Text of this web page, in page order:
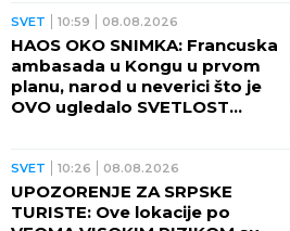
SVET 10:59 08.08.2026
HAOS OKO SNIMKA: Francuska
ambasada u Kongu u prvom
planu, narod u neverici što je
OVO ugledalo SVETLOST
SVET 10:26 08.08.2026
UPOZORENJE ZA SRPSKE
TURISTE: Ove lokacije po